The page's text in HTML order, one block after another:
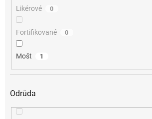
Likérové 0
Fortifikované 0
Mošt 1
Odrůda